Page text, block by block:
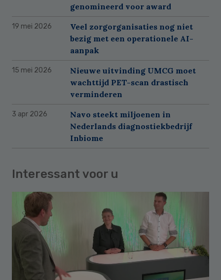
genomineerd voor award
19 mei 2026
Veel zorgorganisaties nog niet
bezig met een operationele AI-
aanpak
15 mei 2026
Nieuwe uitvinding UMCG moet
wachttijd PET-scan drastisch
verminderen
3 apr 2026
Navo steekt miljoenen in
Nederlands diagnostiekbedrijf
Inbiome
Interessant voor u